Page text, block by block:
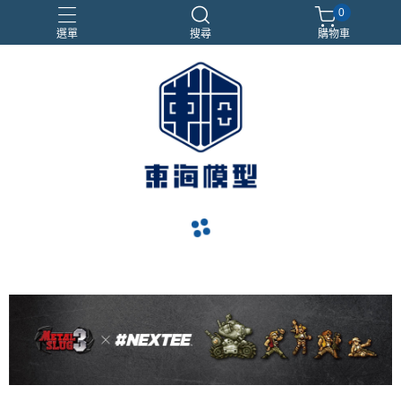
選單 搜尋
合金車
閃電霹靂車
電子雞/塔麻可吉/塔麻歌子
0
購物車